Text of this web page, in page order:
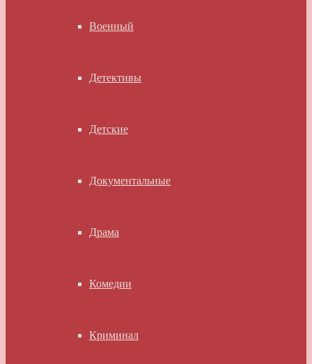
Военный
Детективы
Детские
Документальные
Драма
Комедии
Криминал